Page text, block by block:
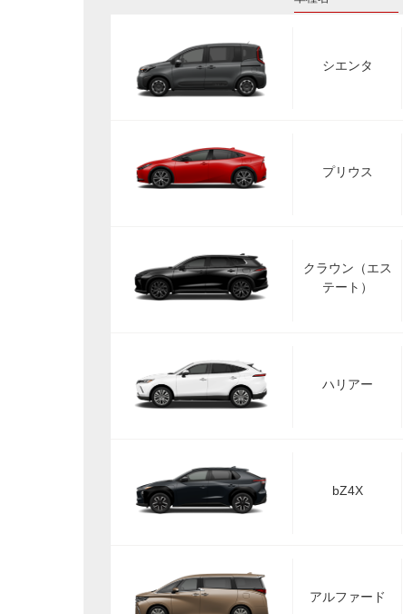
シエンタ
プリウス
クラウン（エス
テート）
ハリアー
bZ4X
アルファード